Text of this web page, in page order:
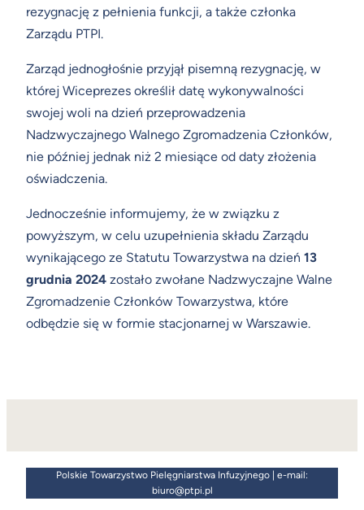
rezygnację z pełnienia funkcji, a także członka
Zarządu PTPI.
Zarząd jednogłośnie przyjął pisemną rezygnację, w
której Wiceprezes określił datę wykonywalności
swojej woli na dzień przeprowadzenia
Nadzwyczajnego Walnego Zgromadzenia Członków,
nie później jednak niż 2 miesiące od daty złożenia
oświadczenia.
Jednocześnie informujemy, że w związku z
powyższym, w celu uzupełnienia składu Zarządu
wynikającego ze Statutu Towarzystwa na dzień 13
grudnia 2024 zostało zwołane Nadzwyczajne Walne
Zgromadzenie Członków Towarzystwa, które
odbędzie się w formie stacjonarnej w Warszawie.
Polskie Towarzystwo Pielęgniarstwa Infuzyjnego | e-mail:
biuro@ptpi.pl